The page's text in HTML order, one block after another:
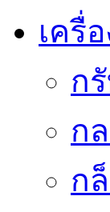
เครื่
ก
ก
ก